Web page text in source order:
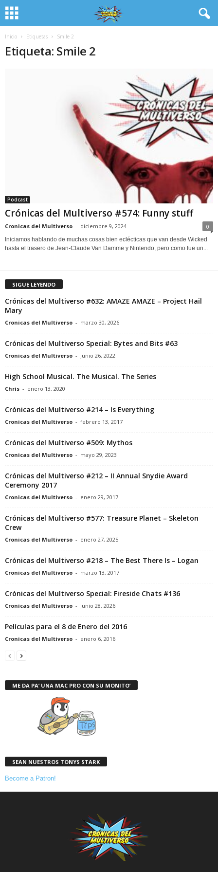
Inicio Etiquetas Smile 2
Etiqueta: Smile 2
Podcast
Crónicas del Multiverso #574: Funny stuff
Cronicas del Multiverso - diciembre 9, 2024 0
Iniciamos hablando de muchas cosas bien eclécticas que van desde Wicked
hasta el trasero de Jean-Claude Van Damme y Nintendo, pero como fue un...
SIGUE LEYENDO
Crónicas del Multiverso #632: AMAZE AMAZE – Project Hail
Mary
Cronicas del Multiverso - marzo 30, 2026
Crónicas del Multiverso Special: Bytes and Bits #63
Cronicas del Multiverso - junio 26, 2022
High School Musical. The Musical. The Series
Chris - enero 13, 2020
Crónicas del Multiverso #214 – Is Everything
Cronicas del Multiverso - febrero 13, 2017
Crónicas del Multiverso #509: Mythos
Cronicas del Multiverso - mayo 29, 2023
Crónicas del Multiverso #212 – II Annual Snydie Award
Ceremony 2017
Cronicas del Multiverso - enero 29, 2017
Crónicas del Multiverso #577: Treasure Planet – Skeleton
Crew
Cronicas del Multiverso - enero 27, 2025
Crónicas del Multiverso #218 – The Best There Is – Logan
Cronicas del Multiverso - marzo 13, 2017
Crónicas del Multiverso Special: Fireside Chats #136
Cronicas del Multiverso - junio 28, 2026
Películas para el 8 de Enero del 2016
Cronicas del Multiverso - enero 6, 2016
ME DA PA’ UNA MAC PRO CON SU MONITO’
SEAN NUESTROS TONYS STARK
Become a Patron!